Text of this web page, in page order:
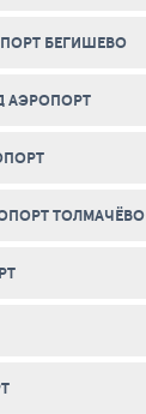
БЕГИШЕВО
АЭРОПОРТ
ТОЛМАЧЁВО